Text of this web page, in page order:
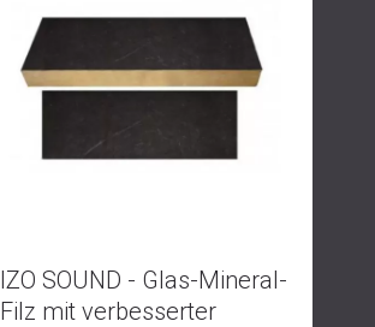
IZO SOUND - Glas-Mineral-
Filz mit verbesserter